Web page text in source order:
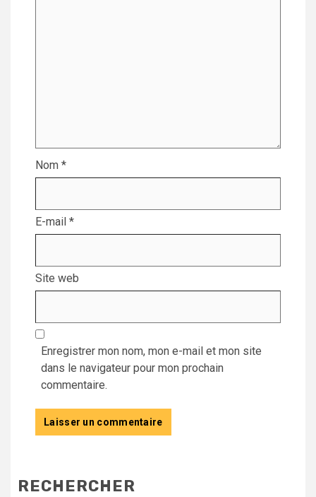
Nom *
E-mail *
Site web
Enregistrer mon nom, mon e-mail et mon site
dans le navigateur pour mon prochain
commentaire.
RECHERCHER